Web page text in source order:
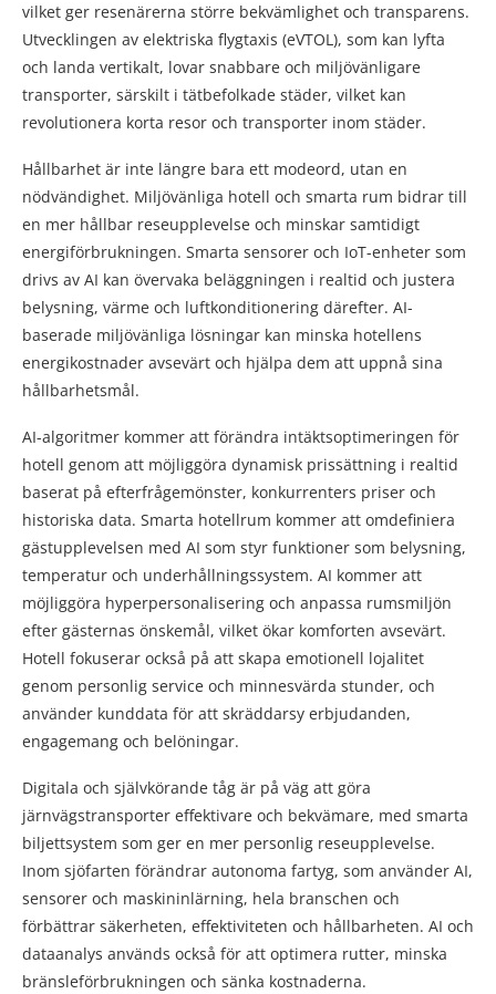
vilket ger resenärerna större bekvämlighet och transparens.
Utvecklingen av elektriska flygtaxis (eVTOL), som kan lyfta
och landa vertikalt, lovar snabbare och miljövänligare
transporter, särskilt i tätbefolkade städer, vilket kan
revolutionera korta resor och transporter inom städer.
Hållbarhet är inte längre bara ett modeord, utan en
nödvändighet. Miljövänliga hotell och smarta rum bidrar till
en mer hållbar reseupplevelse och minskar samtidigt
energiförbrukningen. Smarta sensorer och IoT-enheter som
drivs av AI kan övervaka beläggningen i realtid och justera
belysning, värme och luftkonditionering därefter. AI-
baserade miljövänliga lösningar kan minska hotellens
energikostnader avsevärt och hjälpa dem att uppnå sina
hållbarhetsmål.
AI-algoritmer kommer att förändra intäktsoptimeringen för
hotell genom att möjliggöra dynamisk prissättning i realtid
baserat på efterfrågemönster, konkurrenters priser och
historiska data. Smarta hotellrum kommer att omdefiniera
gästupplevelsen med AI som styr funktioner som belysning,
temperatur och underhållningssystem. AI kommer att
möjliggöra hyperpersonalisering och anpassa rumsmiljön
efter gästernas önskemål, vilket ökar komforten avsevärt.
Hotell fokuserar också på att skapa emotionell lojalitet
genom personlig service och minnesvärda stunder, och
använder kunddata för att skräddarsy erbjudanden,
engagemang och belöningar.
Digitala och självkörande tåg är på väg att göra
järnvägstransporter effektivare och bekvämare, med smarta
biljettsystem som ger en mer personlig reseupplevelse.
Inom sjöfarten förändrar autonoma fartyg, som använder AI,
sensorer och maskininlärning, hela branschen och
förbättrar säkerheten, effektiviteten och hållbarheten. AI och
dataanalys används också för att optimera rutter, minska
bränsleförbrukningen och sänka kostnaderna.